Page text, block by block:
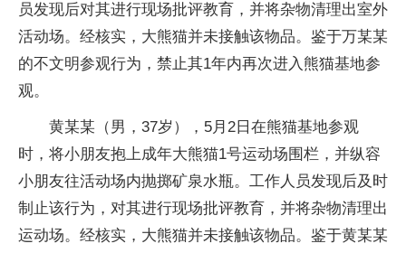
员发现后对其进行现场批评教育，并将杂物清理出室外
活动场。经核实，大熊猫并未接触该物品。鉴于万某某
的不文明参观行为，禁止其1年内再次进入熊猫基地参
观。
黄某某（男，37岁），5月2日在熊猫基地参观
时，将小朋友抱上成年大熊猫1号运动场围栏，并纵容
小朋友往活动场内抛掷矿泉水瓶。工作人员发现后及时
制止该行为，对其进行现场批评教育，并将杂物清理出
运动场。经核实，大熊猫并未接触该物品。鉴于黄某某